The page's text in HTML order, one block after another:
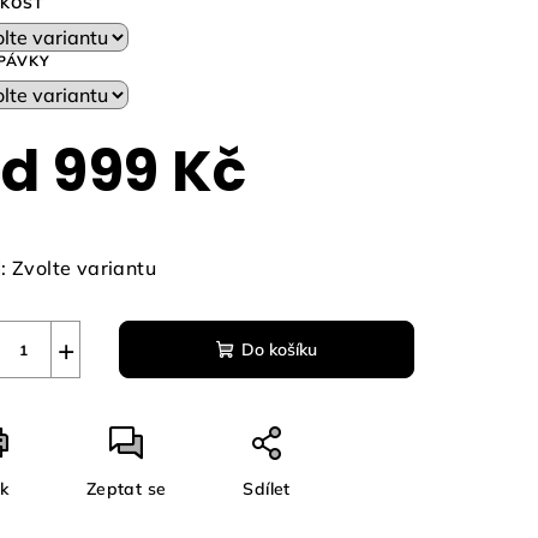
999 Kč
Zvolte variantu
+ Do košíku
Zeptat se Sdílet